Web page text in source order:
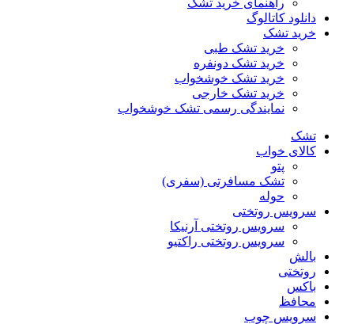
راهنمای خرید تشک
دانلود کاتالوگ
خرید تشک
خرید تشک طبی
خرید تشک دونفره
خرید تشک خوشخواب
خرید تشک خارجی
نمایندگی رسمی تشک خوشخواب
تشک
کالای خواب
پتو
تشک مسافرتی (سفری)
حوله
سرویس روتختی
سرویس روتختی آرنیکا
سرویس روتختی راکتیو
بالش
روتختی
باکس
محافظ
سرویس چوب